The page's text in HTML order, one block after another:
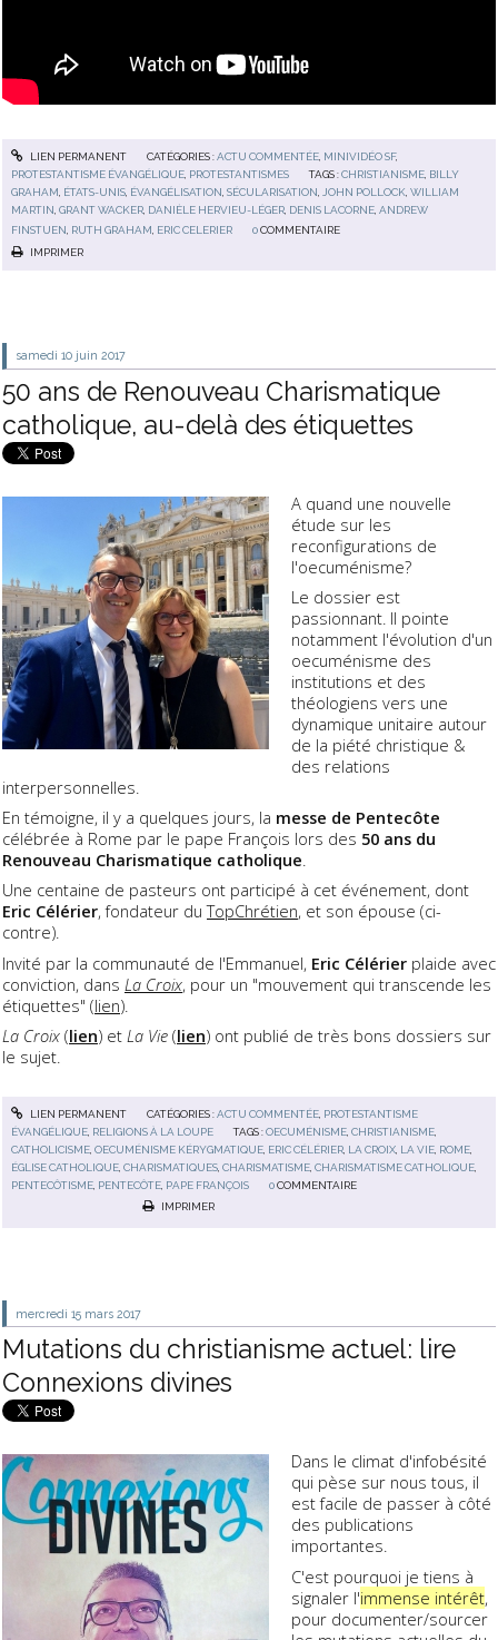
LIEN PERMANENT CATÉGORIES :ACTU COMMENTÉE, MINIVIDÉO SF,
PROTESTANTISME ÉVANGÉLIQUE PROTESTANTISMES TAGS :CHRISTIANISME BILLY
GRAHAM ÉTATS-UNIS ÉVANGÉLISATION ,SÉCULARISATION JOHN POLLOCK ,WILLIAM
MARTIN ,GRANT WACKER DANIÈLE HERVIEU-LÉGER DENIS LACORNE ,ANDREW
FINSTUEN, RUTH GRAHAM, ERIC CELERIER 0 COMMENTAIRE
IMPRIMER
samedi 10 juin 2017
50 ans de Renouveau Charismatique
catholique, au-delà des étiquettes
A quand une nouvelle
étude sur les
reconfigurations de
l'oecuménisme?
Le dossier est
passionnant. Il pointe
notamment l'évolution d'un
oecuménisme des
institutions et des
théologiens vers une
dynamique unitaire autour
de la piété christique &
des relations
interpersonnelles.
En témoigne, il y a quelques jours, la messe de Pentecôte
célébrée à Rome par le pape François lors des 50 ans du
Renouveau Charismatique catholique.
Une centaine de pasteurs ont participé à cet événement, dont
Eric Célérier, fondateur duTopChrétien, et son épouse (ci-
contre).
Invité par la communauté de l'Emmanuel, Eric Célérier plaide avec
conviction, dans La Croix, pour un "mouvement qui transcende les
étiquettes" (lien).
La Croix (lien) et La Vie (lien) ont publié de très bons dossiers sur
le sujet.
LIEN PERMANENT CATÉGORIES :ACTU COMMENTÉE, PROTESTANTISME
ÉVANGÉLIQUE, RELIGIONS À LA LOUPE TAGS :OECUMÉNISME,CHRISTIANISME,
CATHOLICISME,OECUMÉNISME KÉRYGMATIQUE, ERIC CÉLÉRIER, LA CROIX, LA VIE, ROME,
ÉGLISE CATHOLIQUE,CHARISMATIQUES,CHARISMATISME,CHARISMATISME CATHOLIQUE,
PENTECÔTISME, PENTECÔTE, PAPE FRANÇOIS 0 COMMENTAIRE
IMPRIMER
mercredi 15 mars 2017
Mutations du christianisme actuel: lire
Connexions divines
Dans le climat d'infobésité
qui pèse sur nous tous, il
est facile de passer à côté
des publications
importantes.
C'est pourquoi je tiens à
signaler l'immense intérêt,
pour documenter/sourcer